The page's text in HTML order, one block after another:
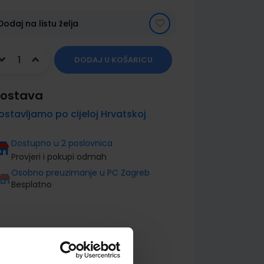
na listu želja
DODAJ U KOŠARICU
po cijeloj Hrvatskoj
Dostupno u 2 poslovnica
Provjeri i pokupi odmah
Osobno preuzimanje u PC Zagreb
Besplatno